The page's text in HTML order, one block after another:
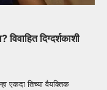
दिग्दर्शकाशी
एकदा तिच्या वैयक्तिक